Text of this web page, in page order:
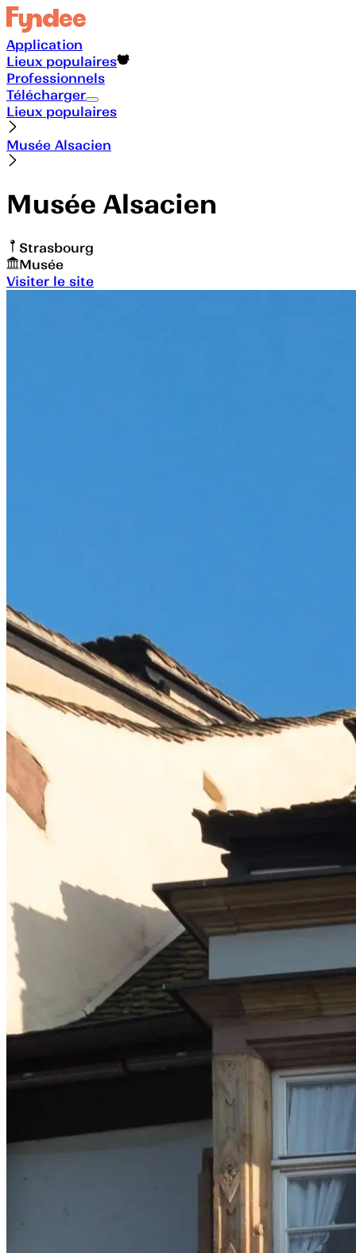
Application
Lieux populaires
Professionnels
Télécharger
Lieux populaires
Musée Alsacien
Musée Alsacien
Strasbourg
Musée
Visiter le site